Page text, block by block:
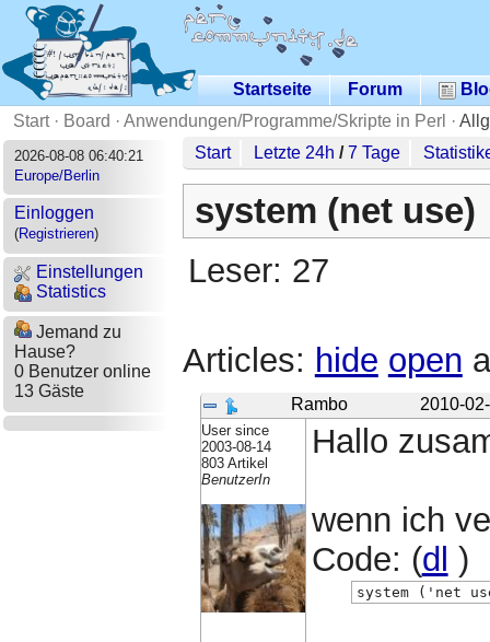
Startseite Forum
Start· Board · Anwendungen/Programme/Skripte in Perl ·
2026-08-08 06:40:21
Europe/Berlin
Einloggen
(Registrieren)
Einstellungen
Statistics
Jemand zu
Hause?
0 Benutzer online
13 Gäste
Start Letzte 24h /7 Tage
system (net use)
Leser: 27
Articles: hide open
Rambo 2010-
User since
2003-08-14
803 Artikel
BenutzerIn
Hallo
wenn ich
Code: (dl )
system ('net